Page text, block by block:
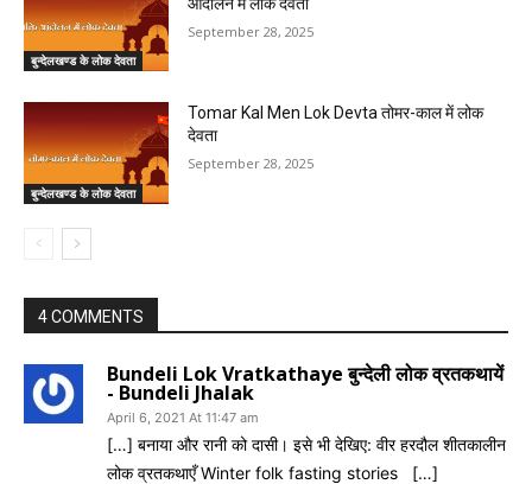
बुन्देलखण्ड के लोक देवता
September 28, 2025
बुन्देलखण्ड के लोक देवता
Tomar Kal Men Lok Devta तोमर-काल में लोक
देवता
September 28, 2025
4 COMMENTS
Bundeli Lok Vratkathaye बुन्देली लोक व्रतकथायें
- Bundeli Jhalak
April 6, 2021 At 11:47 am
[…] बनाया और रानी को दासी। इसे भी देखिए: वीर हरदौल शीतकालीन
लोक व्रतकथाएँ Winter folk fasting stories […]